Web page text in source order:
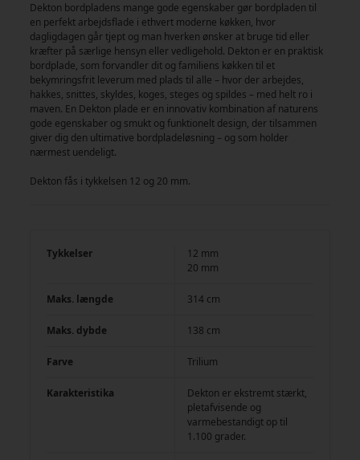
Dekton bordpladens mange gode egenskaber gør bordpladen til
en perfekt arbejdsflade i ethvert moderne køkken, hvor
dagligdagen går tjept og man hverken ønsker at bruge tid eller
kræfter på særlige hensyn eller vedligehold. Dekton er en praktisk
bordplade, som forvandler dit og familiens køkken til et
bekymringsfrit leverum med plads til alle – hvor der arbejdes,
hakkes, snittes, skyldes, koges, steges og spildes – med helt ro i
maven. En Dekton plade er en innovativ kombination af naturens
gode egenskaber og smukt og funktionelt design, der tilsammen
giver dig den ultimative bordpladeløsning – og som holder
nærmest uendeligt.
Dekton fås i tykkelsen 12 og 20 mm.
Tykkelser
12 mm
20 mm
Maks. længde 314 cm
Maks. dybde 138 cm
Farve Trilium
Karakteristika
Dekton er ekstremt stærkt,
pletafvisende og
varmebestandigt op til
1.100 grader.